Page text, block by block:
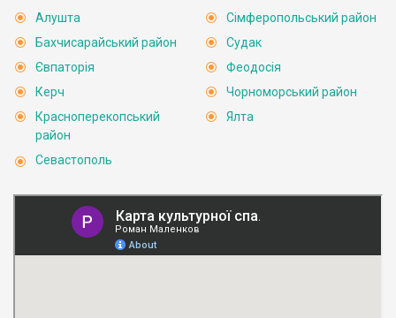
Алушта
Бахчисарайський район
Євпаторія
Керч
Красноперекопський
район
Севастополь
Сімферопольський район
Судак
Феодосія
Чорноморський район
Ялта